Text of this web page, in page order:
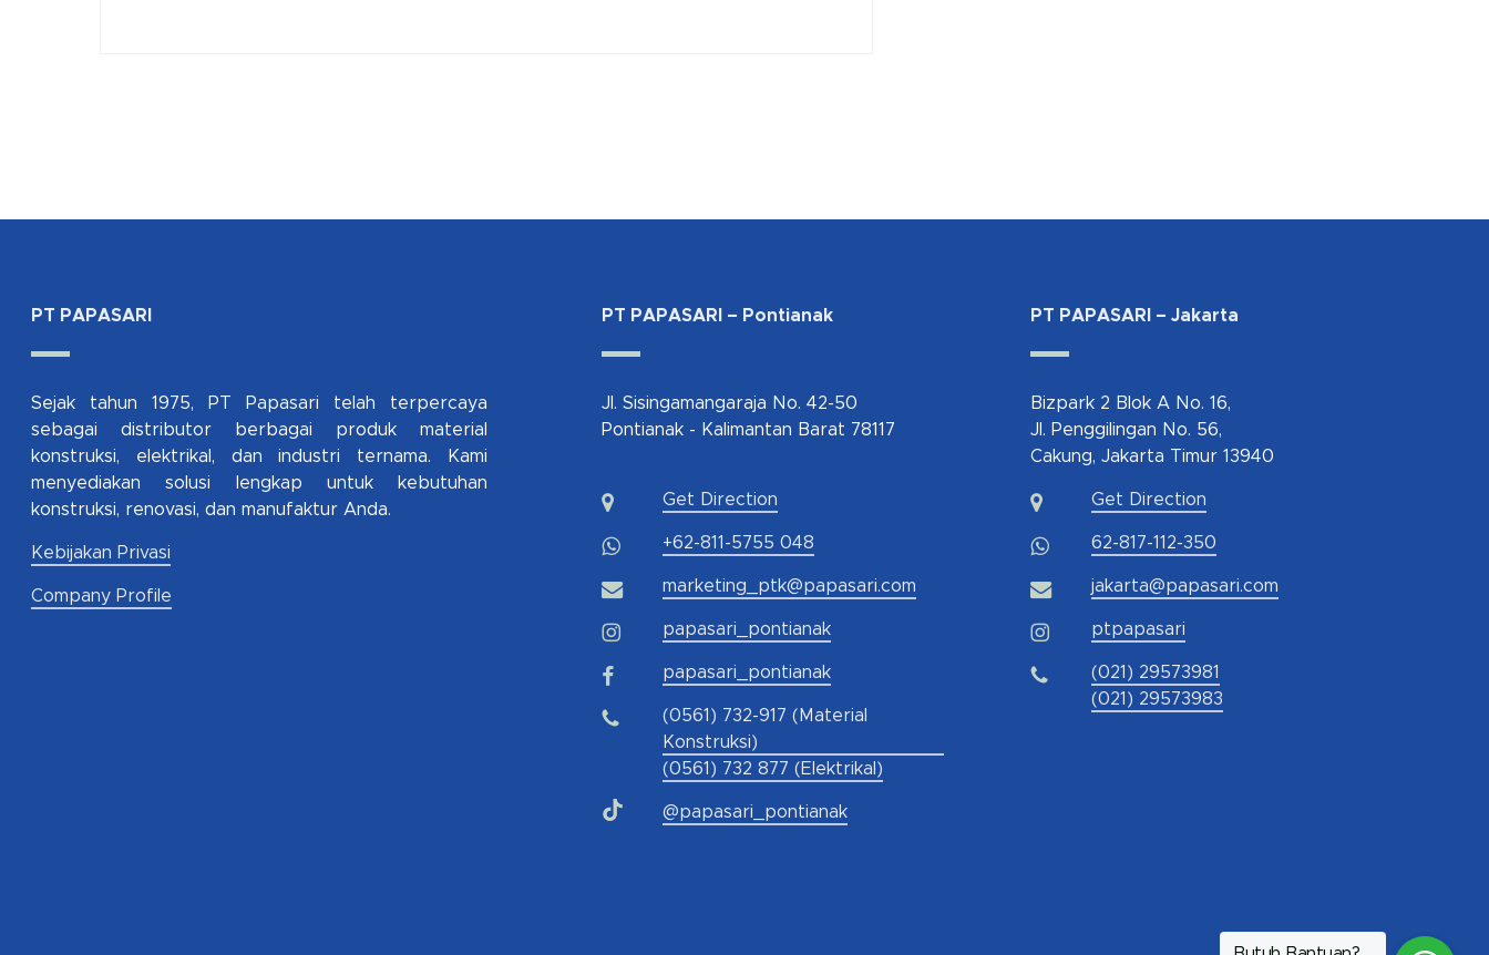
PT PAPASARI
Sejak tahun 1975, PT Papasari telah terpercaya
sebagai distributor berbagai produk material
konstruksi, elektrikal, dan industri ternama. Kami
menyediakan solusi lengkap untuk kebutuhan
konstruksi, renovasi, dan manufaktur Anda.
Kebijakan Privasi
Company Profile
PT PAPASARI – Pontianak
Jl. Sisingamangaraja No. 42-50
Pontianak - Kalimantan Barat 78117
Get Direction
+62-811-5755 048
marketing_ptk@papasari.com
papasari_pontianak
papasari_pontianak
(0561) 732-917 (Material
Konstruksi)
(0561) 732 877 (Elektrikal)
@papasari_pontianak
PT PAPASARI – Jakarta
Bizpark 2 Blok A No. 16,
Jl. Penggilingan No. 56,
Cakung, Jakarta Timur 13940
Get Direction
62-817-112-350
jakarta@papasari.com
ptpapasari
(021) 29573981
(021) 29573983